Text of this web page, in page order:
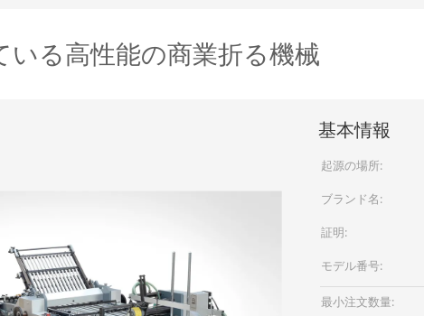
る高性能の商業折る機械
基本情報
起源の場所:
ブランド名:
証明:
モデル番号:
最小注文数量: